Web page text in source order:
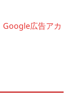
Google広告アカ